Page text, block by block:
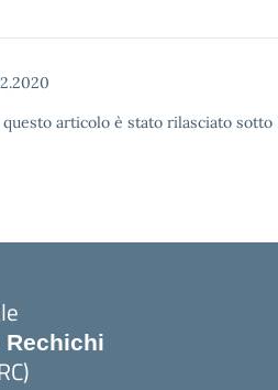
articolo è stato rilasciato
Rechichi